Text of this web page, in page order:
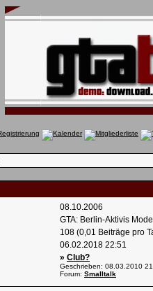
08.10.2006
GTA: Berlin-Aktivis
108 (0,01 Beiträge pro
06.02.2018 22:51
» Club?
Geschrieben: 08.03.2010
Forum: Smalltalk